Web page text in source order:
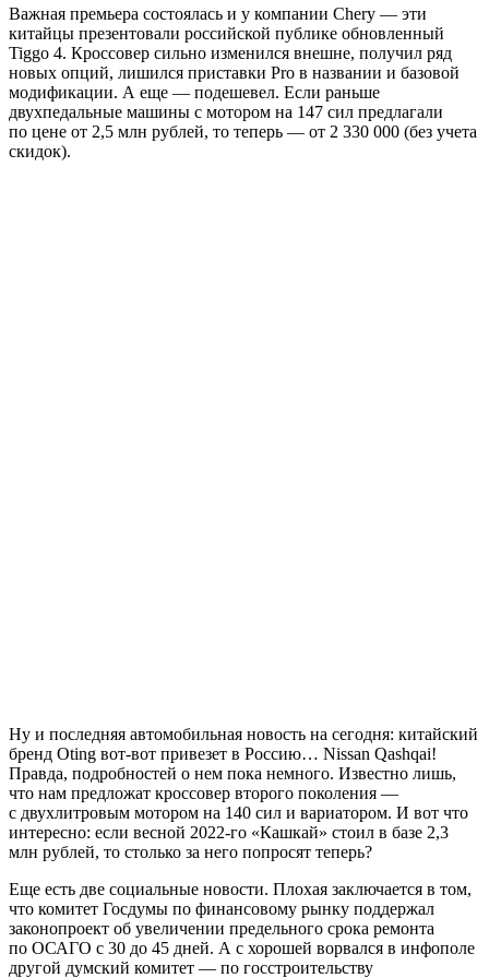
Важная премьера состоялась и у компании Chery — эти
китайцы презентовали российской публике обновленный
Tiggo 4. Кроссовер сильно изменился внешне, получил ряд
новых опций, лишился приставки Pro в названии и базовой
модификации. А еще — подешевел. Если раньше
двухпедальные машины с мотором на 147 сил предлагали
по цене от 2,5 млн рублей, то теперь — от 2 330 000 (без учета
скидок).
Ну и последняя автомобильная новость на сегодня: китайский
бренд Oting вот-вот привезет в Россию… Nissan Qashqai!
Правда, подробностей о нем пока немного. Известно лишь,
что нам предложат кроссовер второго поколения —
с двухлитровым мотором на 140 сил и вариатором. И вот что
интересно: если весной 2022-го «Кашкай» стоил в базе 2,3
млн рублей, то столько за него попросят теперь?
Еще есть две социальные новости. Плохая заключается в том,
что комитет Госдумы по финансовому рынку поддержал
законопроект об увеличении предельного срока ремонта
по ОСАГО с 30 до 45 дней. А с хорошей ворвался в инфополе
другой думский комитет — по госстроительству